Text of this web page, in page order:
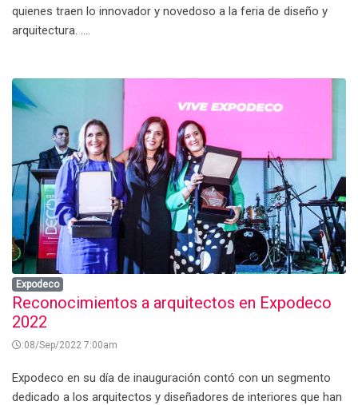
quienes traen lo innovador y novedoso a la feria de diseño y
arquitectura. ....
Expodeco
Reconocimientos a arquitectos en Expodeco
2022
:08/Sep/2022 7:00am
Expodeco en su día de inauguración contó con un segmento
dedicado a los arquitectos y diseñadores de interiores que han